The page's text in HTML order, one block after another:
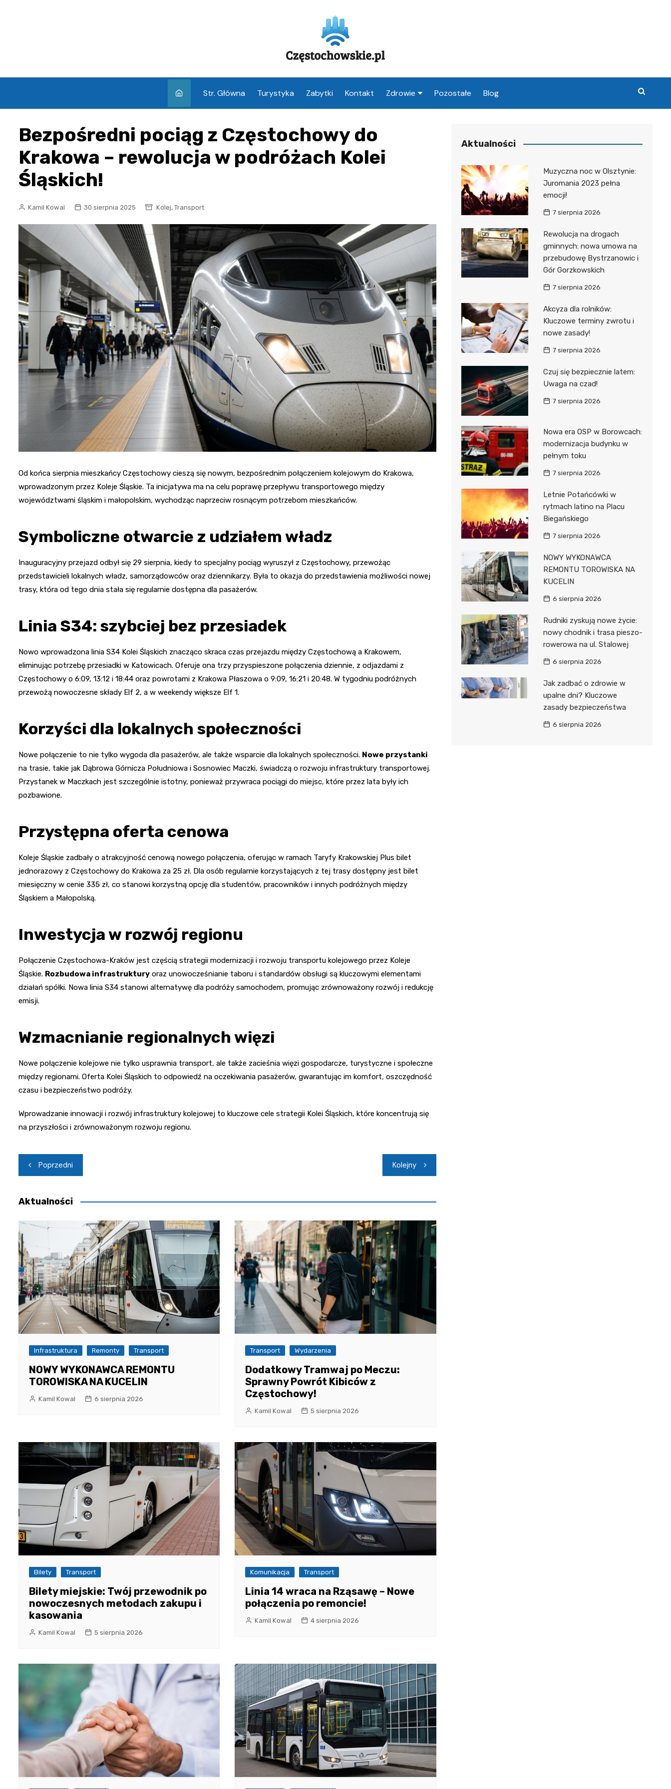
Str. Główna Turystyka Zabytki Kontakt Zdrowie
Lekarz Częstochowa
Pozostałe Blog
Bezpośredni pociąg z Częstochowy do
Krakowa – rewolucja w podróżach Kolei
Śląskich!
Kamil Kowal 30 sierpnia 2025 Kolej, Transport
Od końca sierpnia mieszkańcy Częstochowy cieszą się nowym, bezpośrednim połączeniem kolejowym do Krakowa,
wprowadzonym przez Koleje Śląskie. Ta inicjatywa ma na celu poprawę przepływu transportowego między
województwami śląskim i małopolskim, wychodząc naprzeciw rosnącym potrzebom mieszkańców.
Symboliczne otwarcie z udziałem władz
Inauguracyjny przejazd odbył się 29 sierpnia, kiedy to specjalny pociąg wyruszył z Częstochowy, przewożąc
przedstawicieli lokalnych władz, samorządowców oraz dziennikarzy. Była to okazja do przedstawienia możliwości nowej
trasy, która od tego dnia stała się regularnie dostępna dla pasażerów.
Linia S34: szybciej bez przesiadek
Nowo wprowadzona linia S34 Kolei Śląskich znacząco skraca czas przejazdu między Częstochową a Krakowem,
eliminując potrzebę przesiadki w Katowicach. Oferuje ona trzy przyspieszone połączenia dziennie, z odjazdami z
Częstochowy o 6:09, 13:12 i 18:44 oraz powrotami z Krakowa Płaszowa o 9:09, 16:21 i 20:48. W tygodniu podróżnych
przewożą nowoczesne składy Elf 2, a w weekendy większe Elf 1.
Korzyści dla lokalnych społeczności
Nowe połączenie to nie tylko wygoda dla pasażerów, ale także wsparcie dla lokalnych społeczności. Nowe przystanki
na trasie, takie jak Dąbrowa Górnicza Południowa i Sosnowiec Maczki, świadczą o rozwoju infrastruktury transportowej.
Przystanek w Maczkach jest szczególnie istotny, ponieważ przywraca pociągi do miejsc, które przez lata były ich
pozbawione.
Przystępna oferta cenowa
Koleje Śląskie zadbały o atrakcyjność cenową nowego połączenia, oferując w ramach Taryfy Krakowskiej Plus bilet
jednorazowy z Częstochowy do Krakowa za 25 zł. Dla osób regularnie korzystających z tej trasy dostępny jest bilet
miesięczny w cenie 335 zł, co stanowi korzystną opcję dla studentów, pracowników i innych podróżnych między
Śląskiem a Małopolską.
Inwestycja w rozwój regionu
Połączenie Częstochowa-Kraków jest częścią strategii modernizacji i rozwoju transportu kolejowego przez Koleje
Śląskie. Rozbudowa infrastruktury oraz unowocześnianie taboru i standardów obsługi są kluczowymi elementami
działań spółki. Nowa linia S34 stanowi alternatywę dla podróży samochodem, promując zrównoważony rozwój i redukcję
emisji.
Wzmacnianie regionalnych więzi
Nowe połączenie kolejowe nie tylko usprawnia transport, ale także zacieśnia więzi gospodarcze, turystyczne i społeczne
między regionami. Oferta Kolei Śląskich to odpowiedź na oczekiwania pasażerów, gwarantując im komfort, oszczędność
czasu i bezpieczeństwo podróży.
Wprowadzanie innowacji i rozwój infrastruktury kolejowej to kluczowe cele strategii Kolei Śląskich, które koncentrują się
na przyszłości i zrównoważonym rozwoju regionu.
Nawigacja
wpisu
Poprzedni Kolejny
Aktualności
Infrastruktura Remonty Transport
NOWY WYKONAWCA REMONTU
TOROWISKA NA KUCELIN
Kamil Kowal 6 sierpnia 2026
Transport Wydarzenia
Dodatkowy Tramwaj po Meczu:
Sprawny Powrót Kibiców z
Częstochowy!
Kamil Kowal 5 sierpnia 2026
Bilety Transport
Bilety miejskie: Twój przewodnik po
nowoczesnych metodach zakupu i
kasowania
Kamil Kowal 5 sierpnia 2026
Komunikacja Transport
Linia 14 wraca na Rząsawę – Nowe
połączenia po remoncie!
Kamil Kowal 4 sierpnia 2026
Aktualności
Muzyczna noc w Olsztynie:
Juromania 2023 pełna
emocji!
7 sierpnia 2026
Rewolucja na drogach
gminnych: nowa umowa na
przebudowę Bystrzanowic i
Gór Gorzkowskich
7 sierpnia 2026
Akcyza dla rolników:
Kluczowe terminy zwrotu i
nowe zasady!
7 sierpnia 2026
Czuj się bezpiecznie latem:
Uwaga na czad!
7 sierpnia 2026
Nowa era OSP w Borowcach:
modernizacja budynku w
pełnym toku
7 sierpnia 2026
Letnie Potańcówki w
rytmach latino na Placu
Biegańskiego
7 sierpnia 2026
NOWY WYKONAWCA
REMONTU TOROWISKA NA
KUCELIN
6 sierpnia 2026
Rudniki zyskują nowe życie:
nowy chodnik i trasa pieszo-
rowerowa na ul. Stalowej
6 sierpnia 2026
Jak zadbać o zdrowie w
upalne dni? Kluczowe
zasady bezpieczeństwa
6 sierpnia 2026